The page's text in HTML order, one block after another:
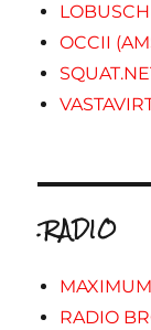
OCCII
.RADIO
RADIO